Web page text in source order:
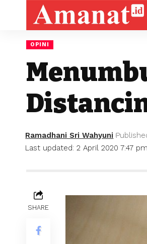
OPINI
Last updated: 2 April 2020 7:47 pm
Ramadhani Sri Wahyuni
SHARE